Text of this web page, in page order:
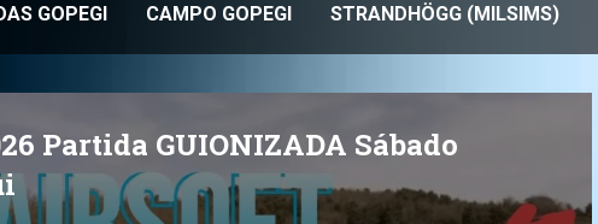
GOPEGI CAMPO GOPEGI STRANDHÖGG (MILSIMS)
Partida GUIONIZADA Sábado